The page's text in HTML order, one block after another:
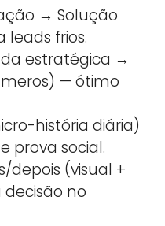
→ Solução
frios.
estratégica →
— ótimo
história diária)
prova social.
(visual +
no